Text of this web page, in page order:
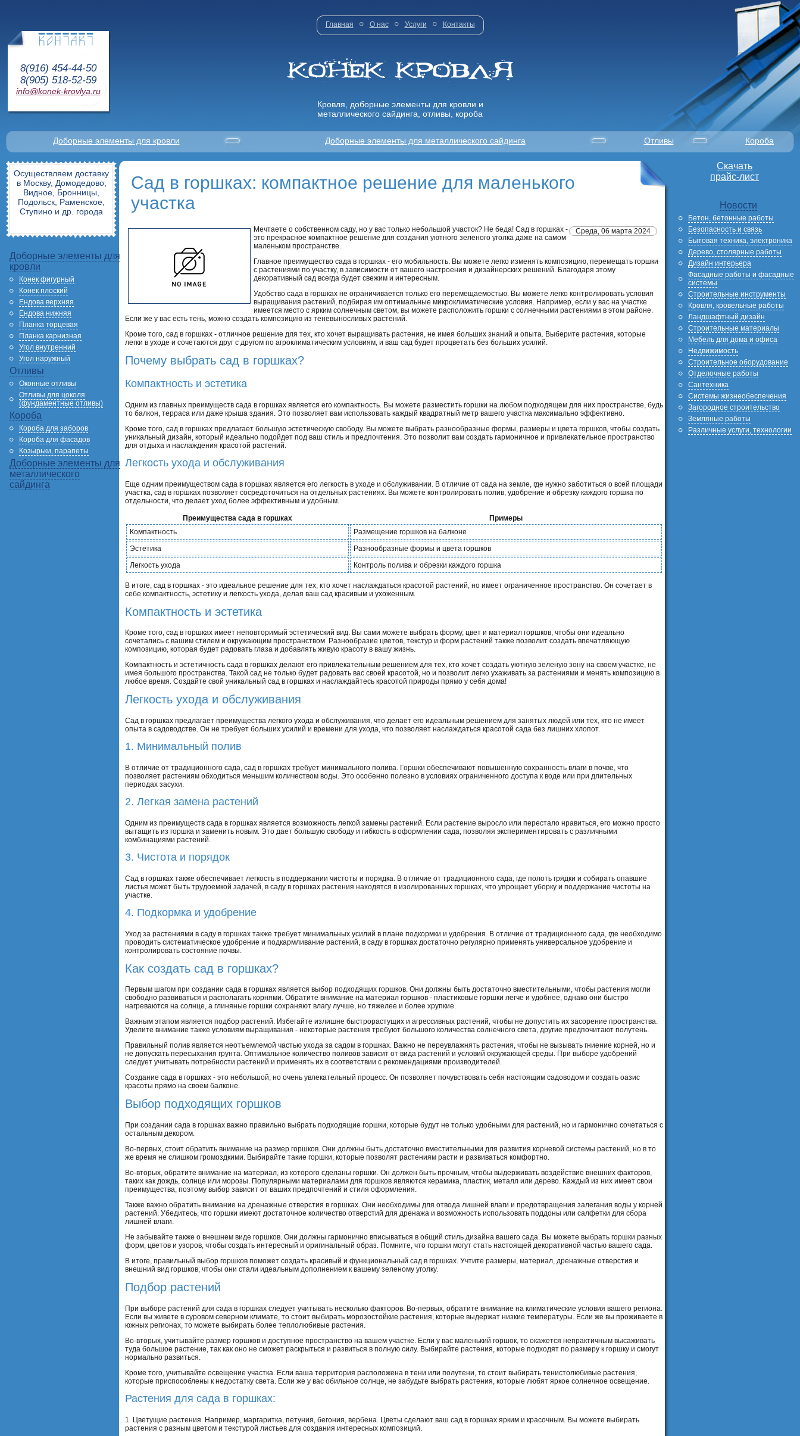
8(916) 454-44-50
8(905) 518-52-59
info@konek-krovlya.ru
Главная О нас Услуги Контакты
Кровля, доборные элементы для кровли и
металлического сайдинга, отливы, короба
Доборные элементы для кровли Доборные элементы для металлического сайдинга Отливы Короба
Осуществляем доставку
в Москву, Домодедово,
Видное, Бронницы,
Подольск, Раменское,
Ступино и др. города
Доборные элементы для
кровли
Конек фигурный
Конек плоский
Ендова верхняя
Ендова нижняя
Планка торцевая
Планка карнизная
Угол внутренний
Угол наружный
Отливы
Оконные отливы
Отливы для цоколя
(фундаментные отливы)
Короба
Короба для заборов
Короба для фасадов
Козырьки, парапеты
Доборные элементы для
металлического
сайдинга
Сад в горшках: компактное решение для маленького
участка
Среда, 06 марта 2024
Мечтаете о собственном саду, но у вас только небольшой участок? Не беда! Сад в горшках -
это прекрасное компактное решение для создания уютного зеленого уголка даже на самом
маленьком пространстве.
Главное преимущество сада в горшках - его мобильность. Вы можете легко изменять композицию, перемещать горшки
с растениями по участку, в зависимости от вашего настроения и дизайнерских решений. Благодаря этому
декоративный сад всегда будет свежим и интересным.
Удобство сада в горшках не ограничивается только его перемещаемостью. Вы можете легко контролировать условия
выращивания растений, подбирая им оптимальные микроклиматические условия. Например, если у вас на участке
имеется место с ярким солнечным светом, вы можете расположить горшки с солнечными растениями в этом районе.
Если же у вас есть тень, можно создать композицию из теневыносливых растений.
Кроме того, сад в горшках - отличное решение для тех, кто хочет выращивать растения, не имея больших знаний и опыта. Выберите растения, которые
легки в уходе и сочетаются друг с другом по агроклиматическим условиям, и ваш сад будет процветать без больших усилий.
Почему выбрать сад в горшках?
Компактность и эстетика
Одним из главных преимуществ сада в горшках является его компактность. Вы можете разместить горшки на любом подходящем для них пространстве, будь
то балкон, терраса или даже крыша здания. Это позволяет вам использовать каждый квадратный метр вашего участка максимально эффективно.
Кроме того, сад в горшках предлагает большую эстетическую свободу. Вы можете выбрать разнообразные формы, размеры и цвета горшков, чтобы создать
уникальный дизайн, который идеально подойдет под ваш стиль и предпочтения. Это позволит вам создать гармоничное и привлекательное пространство
для отдыха и наслаждения красотой растений.
Легкость ухода и обслуживания
Еще одним преимуществом сада в горшках является его легкость в уходе и обслуживании. В отличие от сада на земле, где нужно заботиться о всей площади
участка, сад в горшках позволяет сосредоточиться на отдельных растениях. Вы можете контролировать полив, удобрение и обрезку каждого горшка по
отдельности, что делает уход более эффективным и удобным.
Преимущества сада в горшках
Примеры
Компактность
Размещение горшков на балконе
Эстетика
Разнообразные формы и цвета горшков
Легкость ухода
Контроль полива и обрезки каждого горшка
В итоге, сад в горшках - это идеальное решение для тех, кто хочет наслаждаться красотой растений, но имеет ограниченное пространство. Он сочетает в
себе компактность, эстетику и легкость ухода, делая ваш сад красивым и ухоженным.
Компактность и эстетика
Кроме того, сад в горшках имеет неповторимый эстетический вид. Вы сами можете выбрать форму, цвет и материал горшков, чтобы они идеально
сочетались с вашим стилем и окружающим пространством. Разнообразие цветов, текстур и форм растений также позволит создать впечатляющую
композицию, которая будет радовать глаза и добавлять живую красоту в вашу жизнь.
Компактность и эстетичность сада в горшках делают его привлекательным решением для тех, кто хочет создать уютную зеленую зону на своем участке, не
имея большого пространства. Такой сад не только будет радовать вас своей красотой, но и позволит легко ухаживать за растениями и менять композицию в
любое время. Создайте свой уникальный сад в горшках и наслаждайтесь красотой природы прямо у себя дома!
Легкость ухода и обслуживания
Сад в горшках предлагает преимущества легкого ухода и обслуживания, что делает его идеальным решением для занятых людей или тех, кто не имеет
опыта в садоводстве. Он не требует больших усилий и времени для ухода, что позволяет наслаждаться красотой сада без лишних хлопот.
1. Минимальный полив
В отличие от традиционного сада, сад в горшках требует минимального полива. Горшки обеспечивают повышенную сохранность влаги в почве, что
позволяет растениям обходиться меньшим количеством воды. Это особенно полезно в условиях ограниченного доступа к воде или при длительных
периодах засухи.
2. Легкая замена растений
Одним из преимуществ сада в горшках является возможность легкой замены растений. Если растение выросло или перестало нравиться, его можно просто
вытащить из горшка и заменить новым. Это дает большую свободу и гибкость в оформлении сада, позволяя экспериментировать с различными
комбинациями растений.
3. Чистота и порядок
Сад в горшках также обеспечивает легкость в поддержании чистоты и порядка. В отличие от традиционного сада, где полоть грядки и собирать опавшие
листья может быть трудоемкой задачей, в саду в горшках растения находятся в изолированных горшках, что упрощает уборку и поддержание чистоты на
участке.
4. Подкормка и удобрение
Уход за растениями в саду в горшках также требует минимальных усилий в плане подкормки и удобрения. В отличие от традиционного сада, где необходимо
проводить систематическое удобрение и подкармливание растений, в саду в горшках достаточно регулярно применять универсальное удобрение и
контролировать состояние почвы.
Как создать сад в горшках?
Первым шагом при создании сада в горшках является выбор подходящих горшков. Они должны быть достаточно вместительными, чтобы растения могли
свободно развиваться и располагать корнями. Обратите внимание на материал горшков - пластиковые горшки легче и удобнее, однако они быстро
нагреваются на солнце, а глиняные горшки сохраняют влагу лучше, но тяжелее и более хрупкие.
Важным этапом является подбор растений. Избегайте излишне быстрорастущих и агрессивных растений, чтобы не допустить их засорение пространства.
Уделите внимание также условиям выращивания - некоторые растения требуют большого количества солнечного света, другие предпочитают полутень.
Правильный полив является неотъемлемой частью ухода за садом в горшках. Важно не переувлажнять растения, чтобы не вызывать гниение корней, но и
не допускать пересыхания грунта. Оптимальное количество поливов зависит от вида растений и условий окружающей среды. При выборе удобрений
следует учитывать потребности растений и применять их в соответствии с рекомендациями производителей.
Создание сада в горшках - это небольшой, но очень увлекательный процесс. Он позволяет почувствовать себя настоящим садоводом и создать оазис
красоты прямо на своем балконе.
Выбор подходящих горшков
При создании сада в горшках важно правильно выбрать подходящие горшки, которые будут не только удобными для растений, но и гармонично сочетаться с
остальным декором.
Во-первых, стоит обратить внимание на размер горшков. Они должны быть достаточно вместительными для развития корневой системы растений, но в то
же время не слишком громоздкими. Выбирайте такие горшки, которые позволят растениям расти и развиваться комфортно.
Во-вторых, обратите внимание на материал, из которого сделаны горшки. Он должен быть прочным, чтобы выдерживать воздействие внешних факторов,
таких как дождь, солнце или морозы. Популярными материалами для горшков являются керамика, пластик, металл или дерево. Каждый из них имеет свои
преимущества, поэтому выбор зависит от ваших предпочтений и стиля оформления.
Также важно обратить внимание на дренажные отверстия в горшках. Они необходимы для отвода лишней влаги и предотвращения залегания воды у корней
растений. Убедитесь, что горшки имеют достаточное количество отверстий для дренажа и возможность использовать поддоны или салфетки для сбора
лишней влаги.
Не забывайте также о внешнем виде горшков. Они должны гармонично вписываться в общий стиль дизайна вашего сада. Вы можете выбрать горшки разных
форм, цветов и узоров, чтобы создать интересный и оригинальный образ. Помните, что горшки могут стать настоящей декоративной частью вашего сада.
В итоге, правильный выбор горшков поможет создать красивый и функциональный сад в горшках. Учтите размеры, материал, дренажные отверстия и
внешний вид горшков, чтобы они стали идеальным дополнением к вашему зеленому уголку.
Подбор растений
При выборе растений для сада в горшках следует учитывать несколько факторов. Во-первых, обратите внимание на климатические условия вашего региона.
Если вы живете в суровом северном климате, то стоит выбирать морозостойкие растения, которые выдержат низкие температуры. Если же вы проживаете в
южных регионах, то можете выбирать более теплолюбивые растения.
Во-вторых, учитывайте размер горшков и доступное пространство на вашем участке. Если у вас маленький горшок, то окажется непрактичным высаживать
туда большое растение, так как оно не сможет раскрыться и развиться в полную силу. Выбирайте растения, которые подходят по размеру к горшку и смогут
нормально развиться.
Кроме того, учитывайте освещение участка. Если ваша территория расположена в тени или полутени, то стоит выбирать тенистолюбивые растения,
которые приспособлены к недостатку света. Если же у вас обильное солнце, не забудьте выбрать растения, которые любят яркое солнечное освещение.
Растения для сада в горшках:
1. Цветущие растения. Например, маргаритка, петуния, бегония, вербена. Цветы сделают ваш сад в горшках ярким и красочным. Вы можете выбирать
растения с разным цветом и текстурой листьев для создания интересных композиций.
Скачать
прайс-лист
Новости
Бетон, бетонные работы
Безопасность и связь
Бытовая техника, электроника
Дерево, столярные работы
Дизайн интерьера
Фасадные работы и фасадные
системы
Строительные инструменты
Кровля, кровельные работы
Ландшафтный дизайн
Строительные материалы
Мебель для дома и офиса
Недвижимость
Строительное оборудование
Отделочные работы
Сантехника
Системы жизнеобеспечения
Загородное строительство
Земляные работы
Различные услуги, технологии